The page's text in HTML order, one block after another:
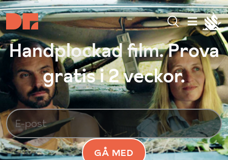
Handplockad film. Prova
gratis i 2 veckor.
GÅ MED